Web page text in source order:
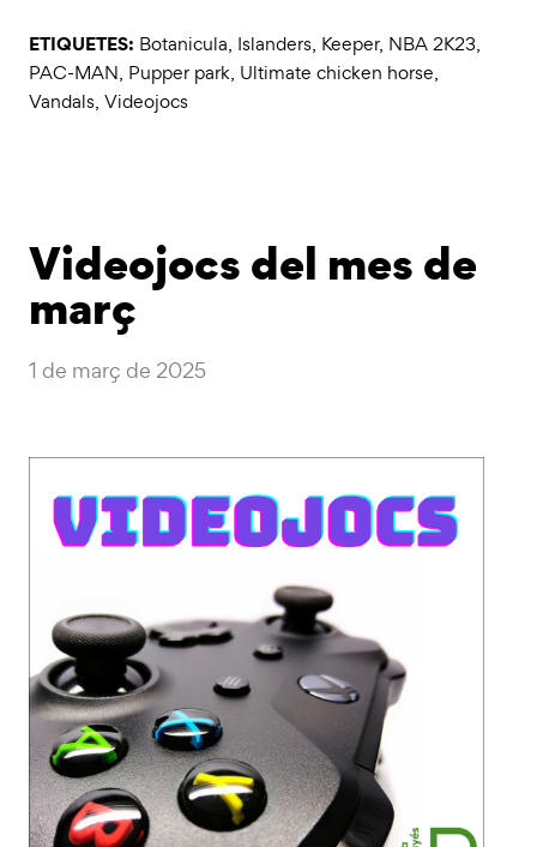
ETIQUETES: Botanicula, Islanders, Keeper, NBA 2K23,
PAC-MAN, Pupper park, Ultimate chicken horse,
Vandals, Videojocs
Videojocs del mes de
març
1 de març de 2025